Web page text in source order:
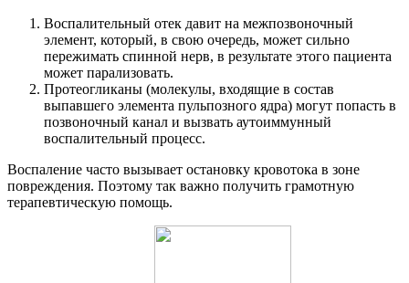
О нас
Услуги
Воспалительный отек давит на межпозвоночный
элемент, который, в свою очередь, может сильно
пережимать спинной нерв, в результате этого пациента
может парализовать.
Протеогликаны (молекулы, входящие в состав
выпавшего элемента пульпозного ядра) могут попасть в
позвоночный канал и вызвать аутоиммунный
воспалительный процесс.
Воспаление часто вызывает остановку кровотока в зоне
повреждения. Поэтому так важно получить грамотную
терапевтическую помощь.